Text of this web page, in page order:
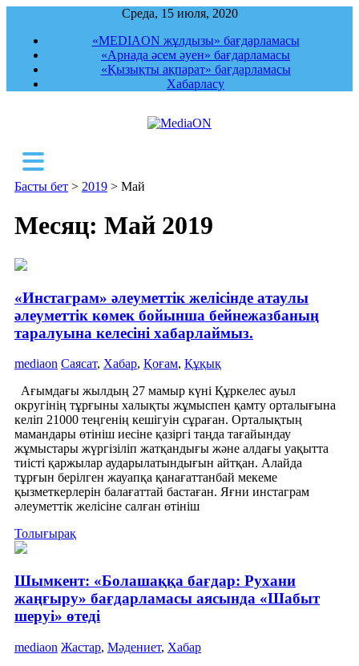
Среда, 15 июля, 2020
«MEDIAON жұлдызы» бағдарламасы
«Арнада әсем әуен» бағдарламасы
«Қызықты ақпарат» бағдарламасы
Хабарласу
Басты бет > 2019 > Май
Месяц: Май 2019
«Инстаграм» әлеуметтік желісінде атаулы
әлеуметтік көмек бойынша бейнежазбаның
таралуына келесіні хабарлаймыз.
mediaon Саясат, Хабар, Қоғам, Құқық
Ағымдағы жылдың 27 мамыр күні Құркелес ауыл
округінің тұрғыны халықты жұмыспен қамту орталығына
келіп 21000 теңгенің кешігуін сұраған. Орталықтың
мамандары өтініш иесіне қазіргі таңда тағайындау
жұмыстары жүргізіліп жатқандығы және алдағы уақытта
тиісті қаржылар аударылатындығын айтқан. Алайда
тұрғын берілген жауапқа қанағаттанбай мекеме
қызметкерлерін балағаттай бастаған. Яғни инстаграм
әлеуметтік желісіне салған өтініш
Толығырақ
Шымкент: «Болашаққа бағдар: Рухани
жаңғыру» бағдарламасы аясында «Шабыт
шеруі» өтеді
mediaon Жастар, Мәдениет, Хабар